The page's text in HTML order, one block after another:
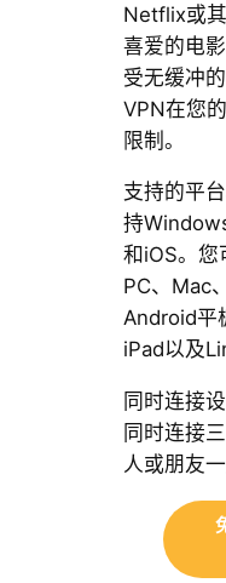
Netflix或
喜爱的电
受无缓冲
VPN在您
限制。
支持的平
持
和iOS。
PC、Mac
Android平
iPad以及
同时连接
同时连接
人或朋友一